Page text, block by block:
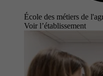
École des métiers de
Voir l’établissement